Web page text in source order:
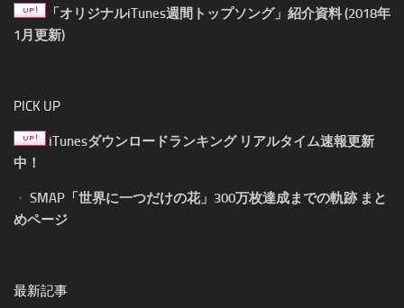
「オリジナルiTunes週間トップソング」紹介資料 (2018年
1月更新)
PICK UP
iTunesダウンロードランキング リアルタイム速報更新
中！
・ SMAP「世界に一つだけの花」300万枚達成までの軌跡 まと
めページ
最新記事